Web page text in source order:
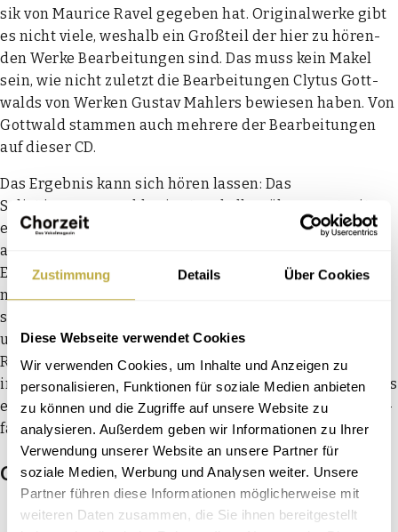
Zustimmung Details Über Cookies
Diese Webseite verwendet Cookies
Wir verwenden Cookies, um Inhalte und Anzeigen zu
personalisieren, Funktionen für soziale Medien anbieten
zu können und die Zugriffe auf unsere Website zu
analysieren. Außerdem geben wir Informationen zu Ihrer
Verwendung unserer Website an unsere Partner für
soziale Medien, Werbung und Analysen weiter. Unsere
Partner führen diese Informationen möglicherweise mit
weiteren Daten zusammen, die Sie ihnen bereitgestellt
sik von Mau­rice Ravel gege­ben hat. Ori­gi­nal­wer­ke gibt
es nicht vie­le, wes­halb ein Groß­teil der hier zu hören­
den Wer­ke Bear­bei­tun­gen sind. Das muss kein Makel
sein, wie nicht zuletzt die Bear­bei­tun­gen Cly­tus Gott­
walds von Wer­ken Gus­tav Mahlers bewie­sen haben. Von
Gott­wald stam­men auch meh­re­re der Bear­bei­tun­gen
auf die­ser CD.
Das Ergeb­nis kann sich hören las­sen: Das
Solist:innenensemble singt makel­los, über­zeugt mit
einem run­den Ensem­ble­klang und schafft es mühe­los,
auch grö­ße­re Span­nungs­bö­gen eben­so wie orches­tra­le
Effek­te zu erzeu­gen. Gele­gent­lich über­neh­men ein­zel­
ne Sänger:innen auch solis­ti­sche Auf­ga­ben, dann aber
stört vor allem bei den Frau­en­stim­men ein zuwei­len
unpas­send opern­haft anmu­ten­des Vibra­to. Selbst
Ravels immer­hin vier­tel­stün­di­ger Bolé­ro erklingt hier
in einer erstaun­li­chen voka­len Fas­sung, wenn­gleich das
eksta­ti­sche Über­wäl­ti­gungs­mo­men­tum der Orches­ter­
fas­sung hier bei wei­tem nicht erreicht wird.
Guido Krawinkel